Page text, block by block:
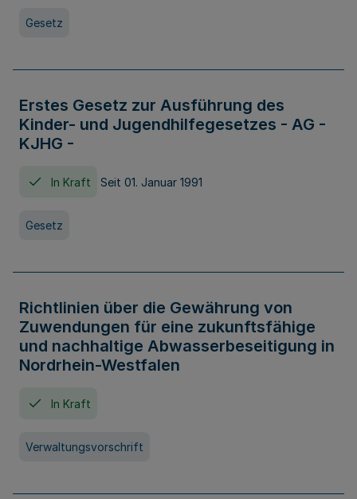
Gesetz
Erstes Gesetz zur Ausführung des
Kinder- und Jugendhilfegesetzes - AG -
KJHG -
In Kraft Seit 01. Januar 1991
Gesetz
Richtlinien über die Gewährung von
Zuwendungen für eine zukunftsfähige
und nachhaltige Abwasserbeseitigung in
Nordrhein-Westfalen
In Kraft
Verwaltungsvorschrift